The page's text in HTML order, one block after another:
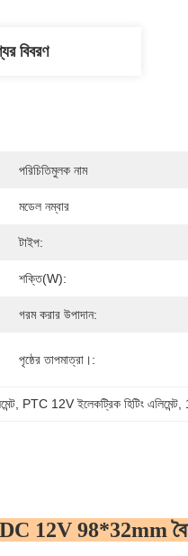
বিবরণ
পরিচিতিমুলক নাম
মডেল নম্বার
টাইপ:
শক্তি(w):
গরম করার উপাদান:
পৃষ্ঠের তাপমাত্রা।:
PTC 12V ইলেকট্রিক হিটিং এলিমেন্ট
12V 98*32mm